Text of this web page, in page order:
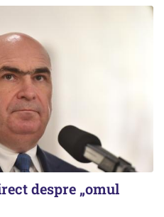
despre „omul